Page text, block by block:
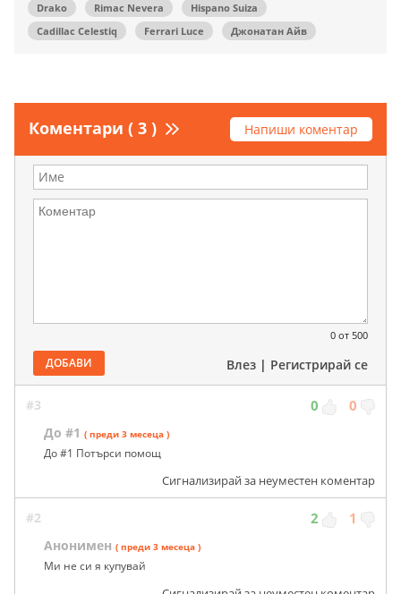
Drako
Rimac Nevera
Hispano Suiza
Cadillac Celestiq
Ferrari Luce Джонатан Айв
Коментари ( 3 ) Напиши коментар
0 от 500
ДОБАВИ Влез | Регистрирай се
#3 0 0
До #1 ( преди 3 месеца )
До #1 Потърси помощ
Сигнализирай за неуместен коментар
#2 2 1
Анонимен ( преди 3 месеца )
Ми не си я купувай